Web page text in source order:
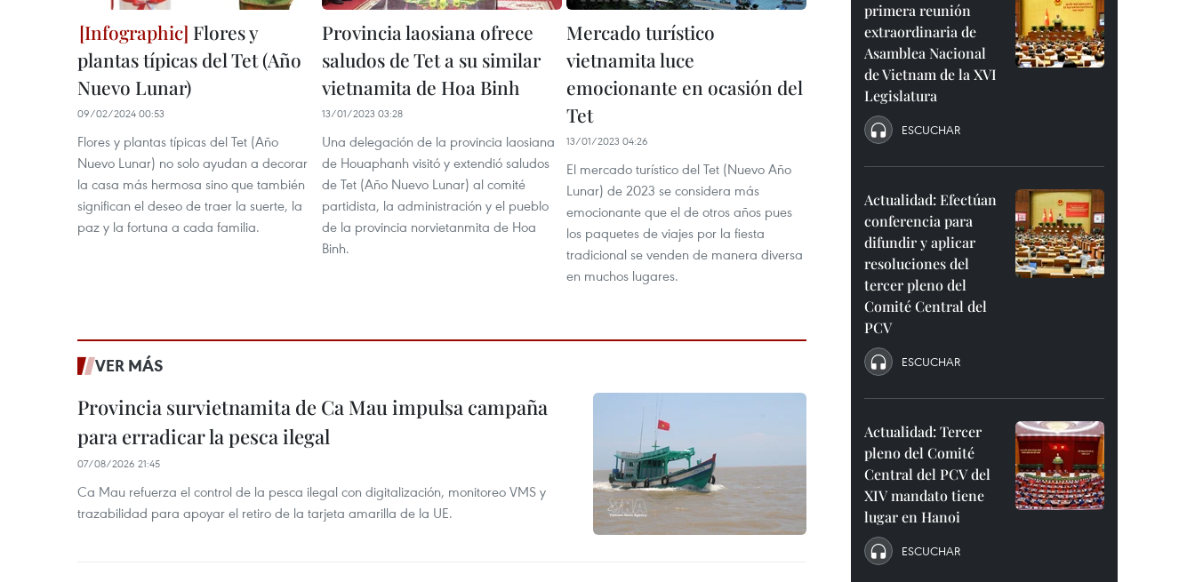
Flores y
plantas típicas del Tet (Año
Nuevo Lunar)
09/02/2024 00:53
Flores y plantas típicas del Tet (Año
Nuevo Lunar) no solo ayudan a decorar
la casa más hermosa sino que también
significan el deseo de traer la suerte, la
paz y la fortuna a cada familia.
Provincia laosiana ofrece
saludos de Tet a su similar
vietnamita de Hoa Binh
13/01/2023 03:28
Una delegación de la provincia laosiana
de Houaphanh visitó y extendió saludos
de Tet (Año Nuevo Lunar) al comité
partidista, la administración y el pueblo
de la provincia norvietanmita de Hoa
Binh.
Mercado turístico
vietnamita luce
emocionante en ocasión del
Tet
13/01/2023 04:26
El mercado turístico del Tet (Nuevo Año
Lunar) de 2023 se considera más
emocionante que el de otros años pues
los paquetes de viajes por la fiesta
tradicional se venden de manera diversa
en muchos lugares.
VER MÁS
Provincia survietnamita de Ca Mau impulsa campaña
para erradicar la pesca ilegal
07/08/2026 21:45
Ca Mau refuerza el control de la pesca ilegal con digitalización, monitoreo VMS y
trazabilidad para apoyar el retiro de la tarjeta amarilla de la UE.
primera reunión
extraordinaria de
Asamblea Nacional
de Vietnam de la XVI
Legislatura
ESCUCHAR
Actualidad: Efectúan
conferencia para
difundir y aplicar
resoluciones del
tercer pleno del
Comité Central del
PCV
ESCUCHAR
Actualidad: Tercer
pleno del Comité
Central del PCV del
XIV mandato tiene
lugar en Hanoi
ESCUCHAR